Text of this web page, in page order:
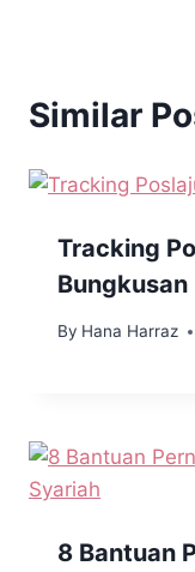
Similar
Tracking
Bungkusan
By Hana Harraz
8 Bantuan